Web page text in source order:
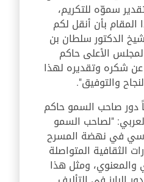
سموّه للتكريم،
بأن أنقل لكم
الدكتور سلطان بن
الأعلى حاكم
شكره وتقديره لهذا
والتوفيق".
دور صاحب السمو حاكم
"لصاحب السمو
في نهضة المسرح
الثقافية المتواصلة
والمعنوي، ومثل هذا